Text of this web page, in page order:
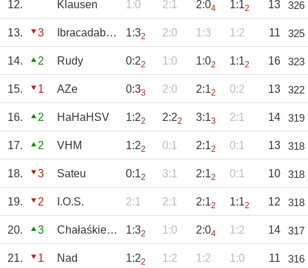
12. Klausen 1:0 2:1 2:04 1:12 13 326
13. 3 Ibracadabra03 1:32 2:0 1:3 1:2 11 325
14. 2 Rudy 0:22 1:0 1:02 1:12 16 323
15. 1 AZe 0:33 2:0 2:12 0:2 13 322
16. 2 HaHaHSV 1:22 2:22 3:13 2:1 14 319
17. 2 VHM 1:22 0:1 2:12 0:1 13 318
18. 3 Sateu 0:12 3:1 2:12 0:1 10 318
19. 2 I.O.S. 2:1 2:1 2:12 1:12 12 318
20. 3 Chałaśkiewicz 1:32 1:0 2:04 1:2 14 317
21. 1 Nad 1:22 1:2 1:2 1:0 11 316